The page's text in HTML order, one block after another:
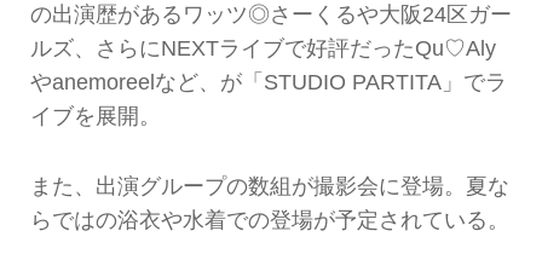
の出演歴があるワッツ◎さーくるや大阪24区ガー
ルズ、さらにNEXTライブで好評だったQu♡Aly
やanemoreelなど、が「STUDIO PARTITA」でラ
イブを展開。
また、出演グループの数組が撮影会に登場。夏な
らではの浴衣や水着での登場が予定されている。